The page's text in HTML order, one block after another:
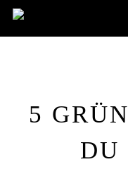
Skip
5
DU